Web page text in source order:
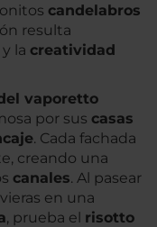
candelabros
resulta
y la creatividad
vaporetto
por sus casas
. Cada fachada
creando una
canales. Al pasear
en una
, prueba el risotto